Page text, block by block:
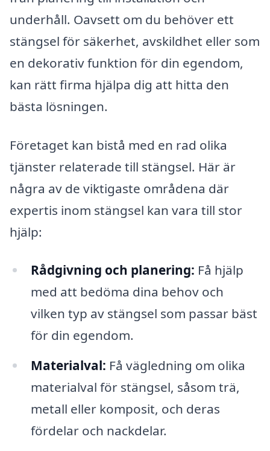
underhåll. Oavsett om du behöver ett
stängsel för säkerhet, avskildhet eller som
en dekorativ funktion för din egendom,
kan rätt firma hjälpa dig att hitta den
bästa lösningen.
Företaget kan bistå med en rad olika
tjänster relaterade till stängsel. Här är
några av de viktigaste områdena där
expertis inom stängsel kan vara till stor
hjälp:
Rådgivning och planering: Få hjälp
med att bedöma dina behov och
vilken typ av stängsel som passar bäst
för din egendom.
Materialval: Få vägledning om olika
materialval för stängsel, såsom trä,
metall eller komposit, och deras
fördelar och nackdelar.